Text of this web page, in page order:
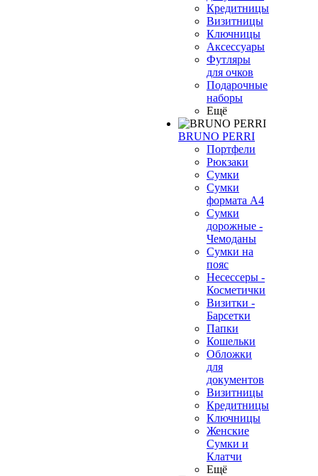
Кредитницы
Визитницы
Ключницы
Аксессуары
Футляры
для очков
Подарочные
наборы
Ещё
BRUNO PERRI
Портфели
Рюкзаки
Сумки
Сумки
формата А4
Сумки
дорожные -
Чемоданы
Сумки на
пояс
Несессеры -
Косметички
Визитки -
Барсетки
Папки
Кошельки
Обложки
для
документов
Визитницы
Кредитницы
Ключницы
Женские
Сумки и
Клатчи
Ещё